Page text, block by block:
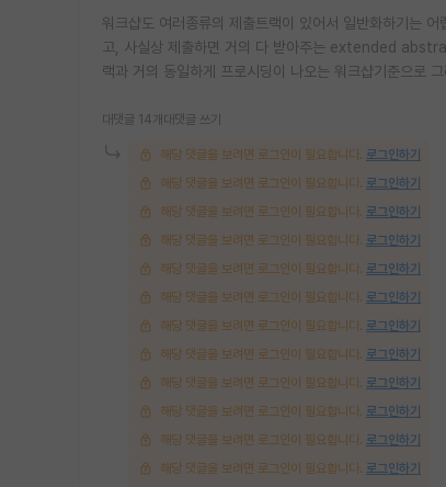
워크샵도 여러종류의 제출트랙이 있어서 일반화하기는
고, 사실상 제출하면 거의 다 받아주는 extended
랙과 거의 동일하게 프로시딩이 나오는 워크샵기준으로
대댓글 14개 대댓글 쓰기
해당 댓글을 보려면 로그인이 필요합니다. 로그인하기
해당 댓글을 보려면 로그인이 필요합니다. 로그인하기
해당 댓글을 보려면 로그인이 필요합니다. 로그인하기
해당 댓글을 보려면 로그인이 필요합니다. 로그인하기
해당 댓글을 보려면 로그인이 필요합니다. 로그인하기
해당 댓글을 보려면 로그인이 필요합니다. 로그인하기
해당 댓글을 보려면 로그인이 필요합니다. 로그인하기
해당 댓글을 보려면 로그인이 필요합니다. 로그인하기
해당 댓글을 보려면 로그인이 필요합니다. 로그인하기
해당 댓글을 보려면 로그인이 필요합니다. 로그인하기
해당 댓글을 보려면 로그인이 필요합니다. 로그인하기
해당 댓글을 보려면 로그인이 필요합니다. 로그인하기